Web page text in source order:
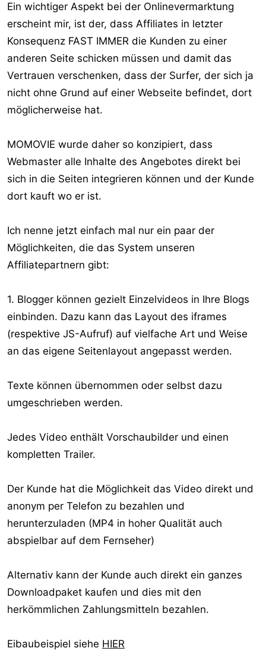
Ein wichtiger Aspekt bei der Onlinevermarktung
erscheint mir, ist der, dass Affiliates in letzter
Konsequenz FAST IMMER die Kunden zu einer
anderen Seite schicken müssen und damit das
Vertrauen verschenken, dass der Surfer, der sich ja
nicht ohne Grund auf einer Webseite befindet, dort
möglicherweise hat.
MOMOVIE wurde daher so konzipiert, dass
Webmaster alle Inhalte des Angebotes direkt bei
sich in die Seiten integrieren können und der Kunde
dort kauft wo er ist.
Ich nenne jetzt einfach mal nur ein paar der
Möglichkeiten, die das System unseren
Affiliatepartnern gibt:
1. Blogger können gezielt Einzelvideos in Ihre Blogs
einbinden. Dazu kann das Layout des iframes
(respektive JS-Aufruf) auf vielfache Art und Weise
an das eigene Seitenlayout angepasst werden.
Texte können übernommen oder selbst dazu
umgeschrieben werden.
Jedes Video enthält Vorschaubilder und einen
kompletten Trailer.
Der Kunde hat die Möglichkeit das Video direkt und
anonym per Telefon zu bezahlen und
herunterzuladen (MP4 in hoher Qualität auch
abspielbar auf dem Fernseher)
Alternativ kann der Kunde auch direkt ein ganzes
Downloadpaket kaufen und dies mit den
herkömmlichen Zahlungsmitteln bezahlen.
Eibaubeispiel siehe HIER